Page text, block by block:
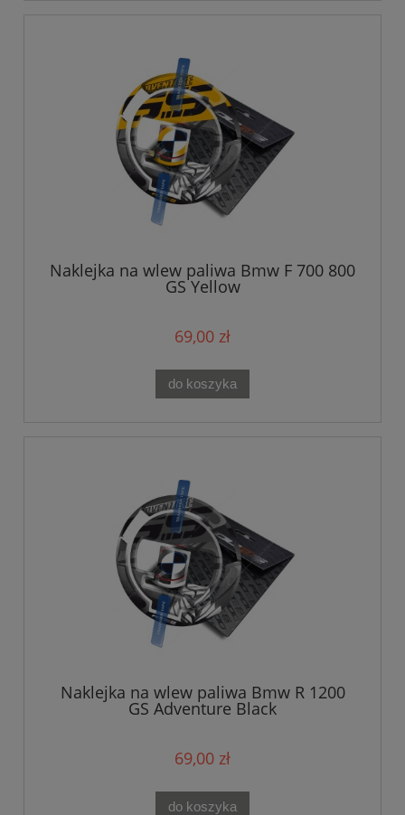
Naklejka na wlew paliwa Bmw F 700 800
GS Yellow
69,00 zł
do koszyka
Naklejka na wlew paliwa Bmw R 1200
GS Adventure Black
69,00 zł
do koszyka